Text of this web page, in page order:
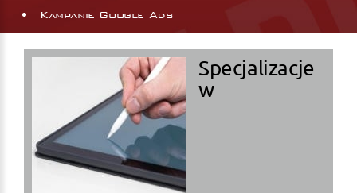
Kampanie Google Ads
Specjalizacje
w